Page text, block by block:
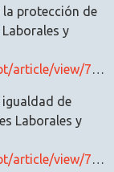
la protección de
y
view/736
igualdad de
Laborales y
view/725